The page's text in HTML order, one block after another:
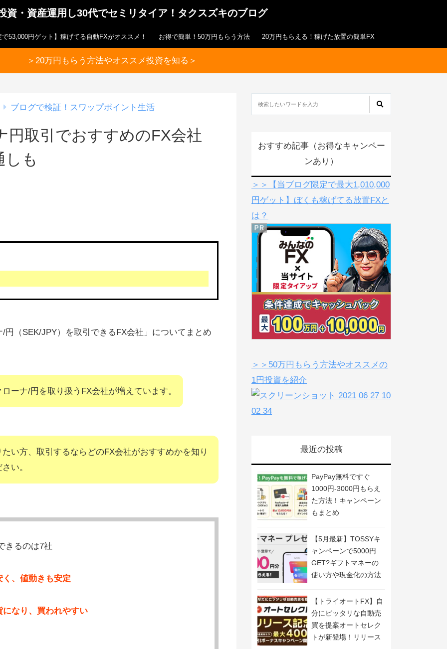
資・資産運用し30代でセミリタイア！タクスズキのブログ
53,000円ゲット】稼げてる自動FXがオススメ！ お得で簡単！50万円もらう方法 20万円もらえる！稼げた放置の簡単FX
＞20万円もらう方法やオススメ投資を知る＞
ブログで検証！スワップポイント生活
円取引でおすすめのFX会社
しも
（SEK/JPY）を取引できるFX会社」についてまとめ
ーナ/円を取り扱うFX会社が増えています。
い方、取引するならどのFX会社がおすすめかを知り
い。
きるのは7社
く、値動きも安定
なり、買われやすい
おすすめ記事（お得なキャンペー
ンあり）
＞＞【当ブログ限定で最大1,010,000
円ゲット】ぼくも稼げてる放置FXと
は？
＞＞50万円もらう方法やオススメの
1円投資を紹介
最近の投稿
PayPay無料ですぐ
1000円-3000円もらえ
た方法！キャンペーン
もまとめ
【5月最新】TOSSYキ
ャンペーンで5000円
GET?ギフトマネーの
使い方や現金化の方法
【トライオートFX】自
分にピッタリな自動売
買を提案オートセレク
トが新登場！リリース